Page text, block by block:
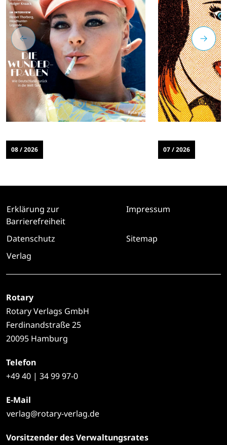
08 / 2026 07 / 2026
Erklärung zur
Barrierefreiheit
Impressum
Datenschutz
Sitemap
Verlag
Rotary
Rotary Verlags GmbH
Ferdinandstraße 25
20095 Hamburg
Telefon
+4940 | 34 99 97-0
E-Mail
verlag@rotary-verlag.de
Vorsitzender des Verwaltungsrates